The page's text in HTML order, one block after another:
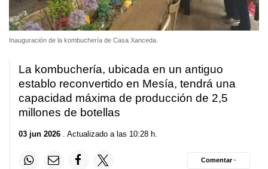
Inauguración de la kombuchería de Casa Xanceda.
La kombuchería, ubicada en un antiguo
establo reconvertido en Mesía, tendrá una
capacidad máxima de producción de 2,5
millones de botellas
03 jun 2026 . Actualizado a las 10:28 h.
Comentar ·